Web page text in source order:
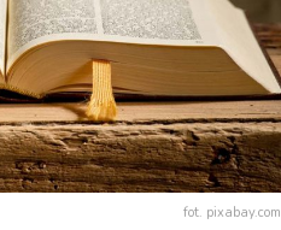
fot. pixabay.com